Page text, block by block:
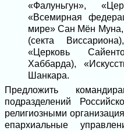
«Фалуньгун»,
«Всемирная
мире» Сан Мён Муна,
(секта
«Церковь
Хаббарда),
Шанкара.
Предложить
подразделений
религиозными
епархиальные